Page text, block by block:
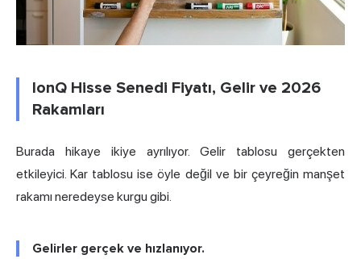
IonQ Hisse Senedi Fiyatı, Gelir ve 2026
Rakamları
Burada hikaye ikiye ayrılıyor. Gelir tablosu gerçekten
etkileyici. Kar tablosu ise öyle değil ve bir çeyreğin manşet
rakamı neredeyse kurgu gibi.
Gelirler gerçek ve hızlanıyor.